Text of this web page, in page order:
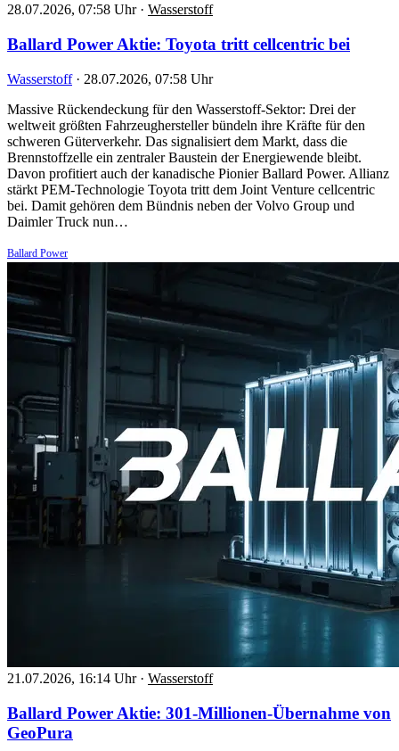
28.07.2026, 07:58 Uhr · Wasserstoff
Ballard Power Aktie: Toyota tritt cellcentric bei
Wasserstoff · 28.07.2026, 07:58 Uhr
Massive Rückendeckung für den Wasserstoff-Sektor: Drei der
weltweit größten Fahrzeughersteller bündeln ihre Kräfte für den
schweren Güterverkehr. Das signalisiert dem Markt, dass die
Brennstoffzelle ein zentraler Baustein der Energiewende bleibt.
Davon profitiert auch der kanadische Pionier Ballard Power. Allianz
stärkt PEM-Technologie Toyota tritt dem Joint Venture cellcentric
bei. Damit gehören dem Bündnis neben der Volvo Group und
Daimler Truck nun…
Ballard Power
21.07.2026, 16:14 Uhr · Wasserstoff
Ballard Power Aktie: 301-Millionen-Übernahme von
GeoPura